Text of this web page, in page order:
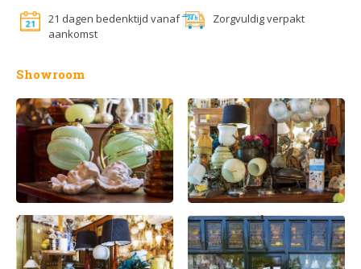
21 dagen bedenktijd vanaf
aankomst
Zorgvuldig verpakt
Showroom